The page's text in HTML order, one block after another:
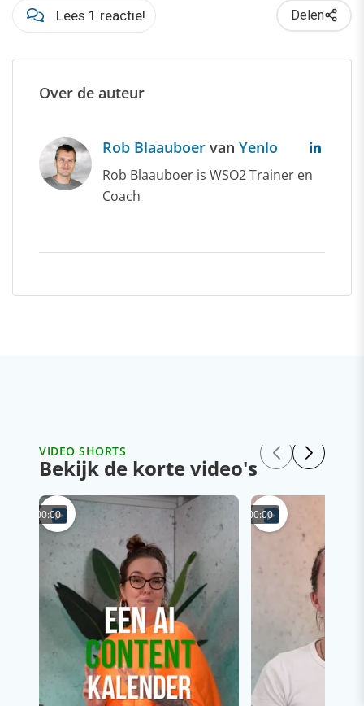
Lees 1 reactie! Delen
Over de auteur
Rob Blaauboer van Yenlo
Rob Blaauboer is WSO2 Trainer en
Coach
VIDEO SHORTS
Bekijk de korte video's
00:00 00:00